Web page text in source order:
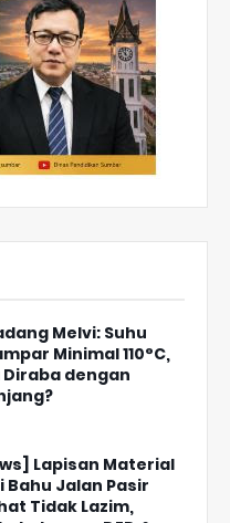
Melvi: Suhu
Minimal 110°C,
dengan
Lapisan Material
Bahu Jalan Pasir
Tidak Lazim,